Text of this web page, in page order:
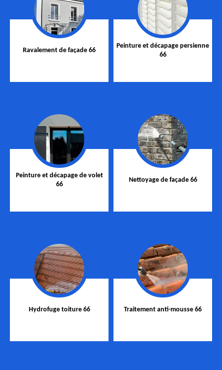
Ravalement de façade 66
Peinture et décapage persienne
66
Peinture et décapage de volet
66
Nettoyage de façade 66
Hydrofuge toiture 66 Traitement anti-mousse 66